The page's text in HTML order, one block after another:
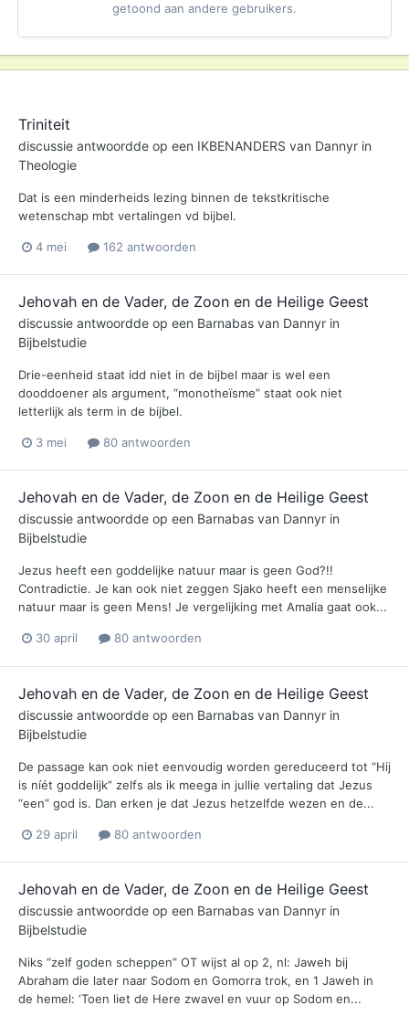
getoond aan andere gebruikers.
Triniteit
discussie antwoordde op een IKBENANDERS van Dannyr in
Theologie
Dat is een minderheids lezing binnen de tekstkritische
wetenschap mbt vertalingen vd bijbel.
4 mei 162 antwoorden
Jehovah en de Vader, de Zoon en de Heilige Geest
discussie antwoordde op een Barnabas van Dannyr in
Bijbelstudie
Drie-eenheid staat idd niet in de bijbel maar is wel een
dooddoener als argument, “monotheïsme” staat ook niet
letterlijk als term in de bijbel.
3 mei 80 antwoorden
Jehovah en de Vader, de Zoon en de Heilige Geest
discussie antwoordde op een Barnabas van Dannyr in
Bijbelstudie
Jezus heeft een goddelijke natuur maar is geen God?!!
Contradictie. Je kan ook niet zeggen Sjako heeft een menselijke
natuur maar is geen Mens! Je vergelijking met Amalia gaat ook...
30 april 80 antwoorden
Jehovah en de Vader, de Zoon en de Heilige Geest
discussie antwoordde op een Barnabas van Dannyr in
Bijbelstudie
De passage kan ook niet eenvoudig worden gereduceerd tot “Hij
is níét goddelijk” zelfs als ik meega in jullie vertaling dat Jezus
“een” god is. Dan erken je dat Jezus hetzelfde wezen en de...
29 april 80 antwoorden
Jehovah en de Vader, de Zoon en de Heilige Geest
discussie antwoordde op een Barnabas van Dannyr in
Bijbelstudie
Niks “zelf goden scheppen” OT wijst al op 2, nl: Jaweh bij
Abraham die later naar Sodom en Gomorra trok, en 1 Jaweh in
de hemel: ‘Toen liet de Here zwavel en vuur op Sodom en...